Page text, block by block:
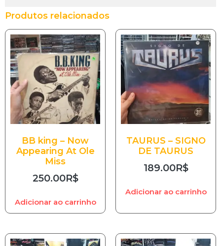
Produtos relacionados
BB king – Now
Appearing At Ole
Miss
250.00R$
Adicionar ao carrinho
TAURUS – SIGNO
DE TAURUS
189.00R$
Adicionar ao carrinho